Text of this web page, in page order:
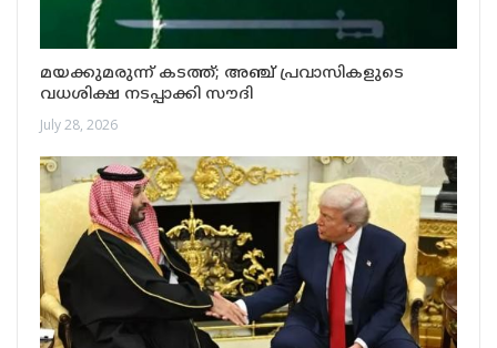
മയക്കുമരുന്ന് കടത്ത്; അഞ്ച് പ്രവാസികളുടെ
വധശിക്ഷ നടപ്പാക്കി സൗദി
July 28, 2026